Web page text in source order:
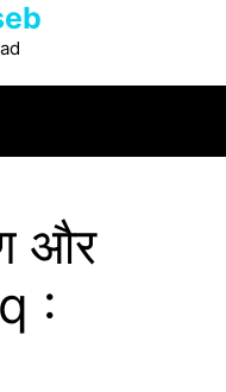
और
: